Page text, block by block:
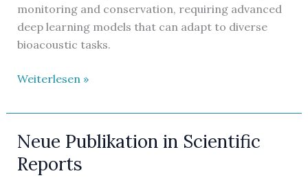
monitoring and conservation, requiring advanced
deep learning models that can adapt to diverse
bioacoustic tasks.
Paper
Ecological
Informatics
eingereicht
Weiterlesen »
Neue Publikation in Scientific
Reports